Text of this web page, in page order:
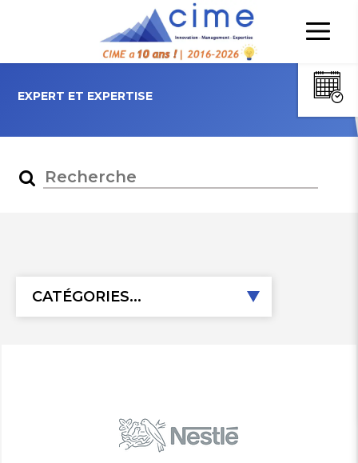
EXPERT ET EXPERTISE
CATÉGORIES...